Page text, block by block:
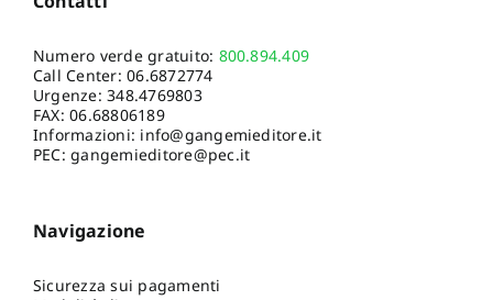
Numero verde gratuito: 800.894.409
Call Center:06.6872774
Urgenze:348.4769803
FAX: 06.68806189
Informazioni: info@gangemieditore.it
PEC: gangemieditore@pec.it
Navigazione
Sicurezza sui pagamenti